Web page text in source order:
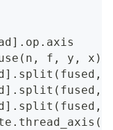
] . op . axis
( n , f , y , x )
] . split ( fused ,
] . split ( fused ,
] . split ( fused ,
. thread_axis (